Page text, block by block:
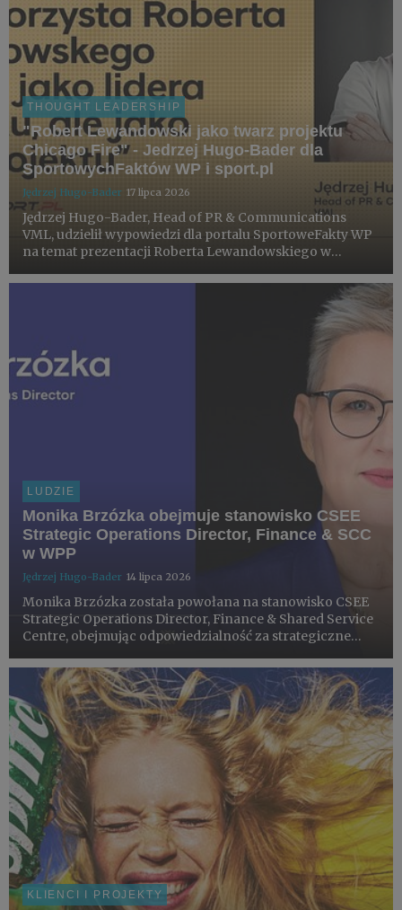
THOUGHT LEADERSHIP
"Robert Lewandowski jako twarz projektu
Chicago Fire" - Jedrzej Hugo-Bader dla
SportowychFaktów WP i sport.pl
Jędrzej Hugo-Bader 17 lipca 2026
Jędrzej Hugo-Bader, Head of PR & Communications
VML, udzielił wypowiedzi dla portalu SportoweFakty WP
na temat prezentacji Roberta Lewandowskiego w
na portalu sport.pl, również z oceną Jędrzeja Hugo-
LUDZIE
Monika Brzózka obejmuje stanowisko CSEE
Strategic Operations Director, Finance & SCC
w WPP
Jędrzej Hugo-Bader 14 lipca 2026
Monika Brzózka została powołana na stanowisko CSEE
Strategic Operations Director, Finance & Shared Service
Centre, obejmując odpowiedzialność za strategiczne
Centralnej, Południowej i Wschodniej (CSEE).
KLIENCI I PROJEKTY